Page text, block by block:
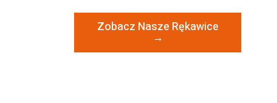
Zobacz Nasze Rękawice
→